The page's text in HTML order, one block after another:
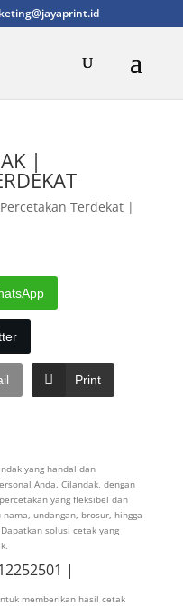
|
Percetakan Terdekat|
Print
yang handal dan
Anda. Cilandak, dengan
yang fleksibel dan
undangan, brosur, hingga
solusi cetak yang
|
memberikan hasil cetak